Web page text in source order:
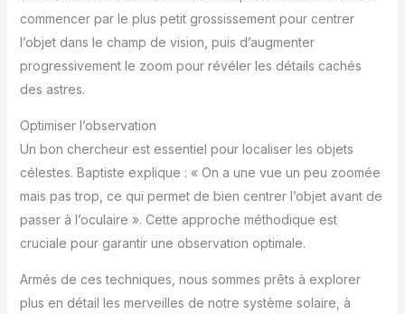
commencer par le plus petit grossissement pour centrer
l’objet dans le champ de vision, puis d’augmenter
progressivement le zoom pour révéler les détails cachés
des astres.
Optimiser l’observation
Un bon chercheur est essentiel pour localiser les objets
célestes. Baptiste explique : « On a une vue un peu zoomée
mais pas trop, ce qui permet de bien centrer l’objet avant de
passer à l’oculaire ». Cette approche méthodique est
cruciale pour garantir une observation optimale.
Armés de ces techniques, nous sommes prêts à explorer
plus en détail les merveilles de notre système solaire, à